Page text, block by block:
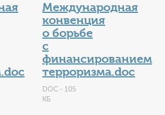
Международная
конвенция
о борьбе
с
финансированием
терроризма.doc
DOC - 105
КБ